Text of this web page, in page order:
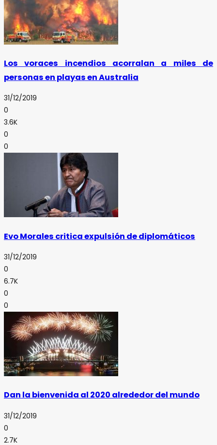
Los voraces incendios acorralan a miles de
personas en playas en Australia
31/12/2019
0
3.6K
0
0
Evo Morales critica expulsión de diplomáticos
31/12/2019
0
6.7K
0
0
Dan la bienvenida al 2020 alrededor del mundo
31/12/2019
0
2.7K